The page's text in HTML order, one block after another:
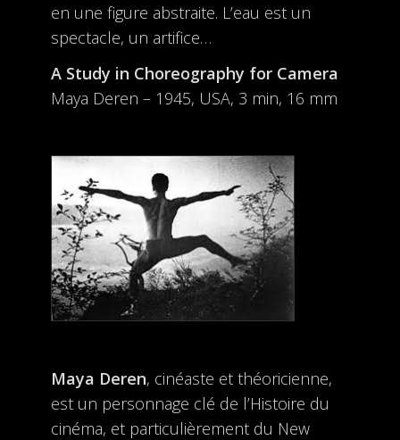
en une figure abstraite. L’eau est un
spectacle, un artifice…
A Study in Choreography for Camera
Maya Deren – 1945, USA, 3 min, 16 mm
Maya Deren, cinéaste et théoricienne,
est un personnage clé de l’Histoire du
cinéma, et particulièrement du New